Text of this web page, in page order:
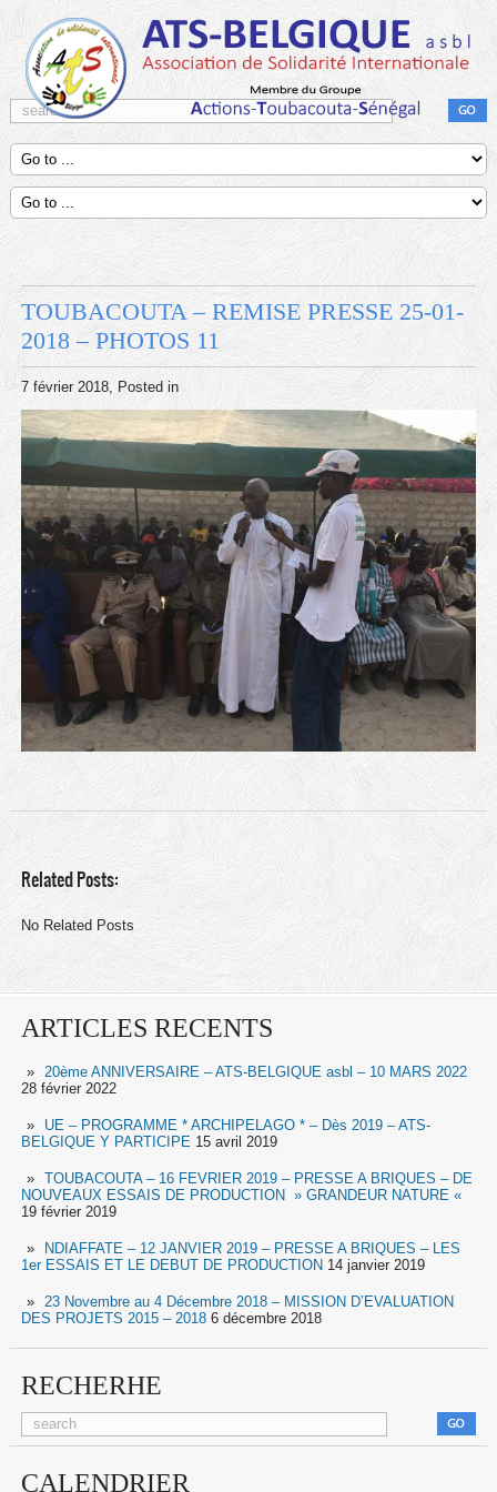
TOUBACOUTA – REMISE PRESSE 25-01-
2018 – PHOTOS 11
7 février 2018, Posted in
Related Posts:
No Related Posts
ARTICLES RECENTS
20ème ANNIVERSAIRE – ATS-BELGIQUE asbl – 10 MARS 2022
28 février 2022
UE – PROGRAMME * ARCHIPELAGO * – Dès 2019 – ATS-
BELGIQUE Y PARTICIPE 15 avril 2019
TOUBACOUTA – 16 FEVRIER 2019 – PRESSE A BRIQUES – DE
NOUVEAUX ESSAIS DE PRODUCTION » GRANDEUR NATURE «
19 février 2019
NDIAFFATE – 12 JANVIER 2019 – PRESSE A BRIQUES – LES
1er ESSAIS ET LE DEBUT DE PRODUCTION 14 janvier 2019
23 Novembre au 4 Décembre 2018 – MISSION D’EVALUATION
DES PROJETS 2015 – 2018 6 décembre 2018
RECHERHE
CALENDRIER